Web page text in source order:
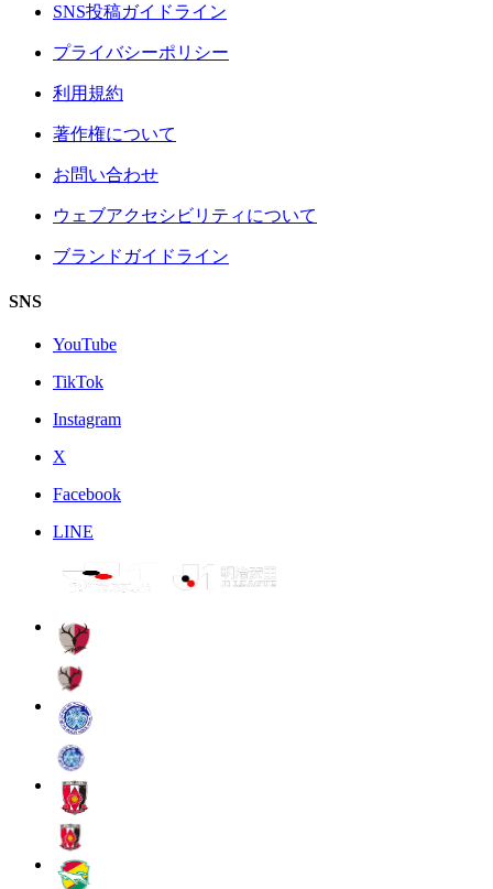
SNS投稿ガイドライン
プライバシーポリシー
利用規約
著作権について
お問い合わせ
ウェブアクセシビリティについて
ブランドガイドライン
SNS
YouTube
TikTok
Instagram
X
Facebook
LINE